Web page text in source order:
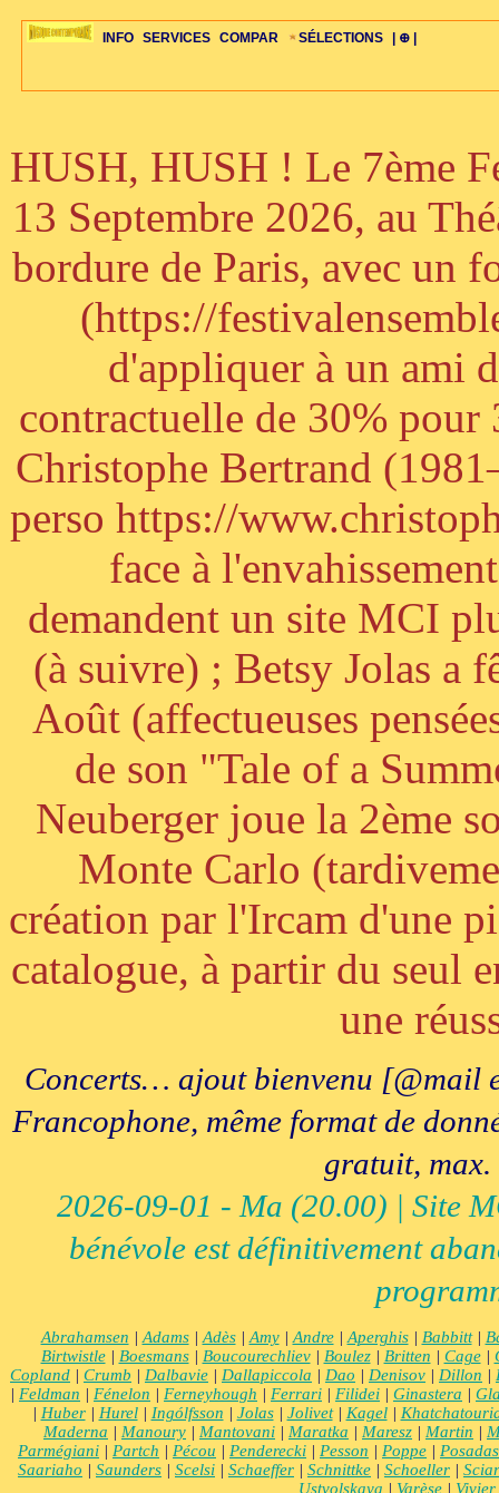
INFO
ÉDITORIAUX ACTUS-CONCERTS HISTOIRE PAYS STYLES-ÉCOLES
SERVICES
MAJ-LISTE ARCH-CONCERTS LIENS RADIOS VIDÉOS PLAN FAQS
COMPAR
SÉLECTION GUIDE-EXPRESS ŒUVRES BIOGRAPHIES PERSPECTIVE
SÉLECTIONS
SÉLECTION COMPOS-INTRO COMPO-INDIV ŒUVRES-INDIV
| ⊕ |
20ÈME PARAL 1001 CD TOP-REC BONUS-ROMANS BONUS-FILMS
CELLO-C
ALTO-C
VIOLON-C
PIANO-CONC GRAND-
HUSH, HUSH ! Le 7ème
13 Septembre 2026, au
bordure de Paris, avec un
(https://
d'appliquer à un ami
contractuelle de 30% pour
Christophe Bertrand
perso https://
face à
demandent un site MCI
(à suivre) ; Betsy Jolas a
Août (affectueuses
de son "Tale of a
Neuberger joue la 2ème
Monte Carlo
création par l'Ircam d'une
catalogue, à partir du seul
une
Concerts… ajout bienvenu [@mail
Francophone, même format de
gratuit,
2026-09-01 - Ma (20.00) | Site
bénévole est définitivement
Abrahamsen | Adams| Adès| Amy| Andre| Aperghis| Babbitt|
Birtwistle| Boesmans| Boucourechliev| Boulez| Britten | Cage|
Copland | Crumb | Dalbavie | Dallapiccola | Dao | Denisov | Dillon |
| Feldman | Fénelon | Ferneyhough | Ferrari | Filidei | Ginastera |
| Huber| Hurel| Ingólfsson | Jolas| Jolivet| Kagel|
Maderna | Manoury | Mantovani | Maratka | Maresz | Martin |
Parmégiani | Partch | Pécou | Penderecki | Pesson | Poppe | Posadas
Saariaho | Saunders | Scelsi | Schaeffer | Schnittke | Schoeller |
Ustvolskaya | Varèse| Vivier